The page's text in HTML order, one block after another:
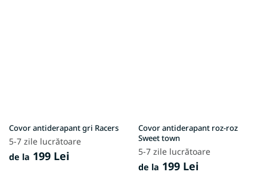
Covor antiderapant gri Racers
5-7 zile lucrătoare
de la 199 Lei
Covor antiderapant roz-roz
Sweet town
5-7 zile lucrătoare
de la 199 Lei